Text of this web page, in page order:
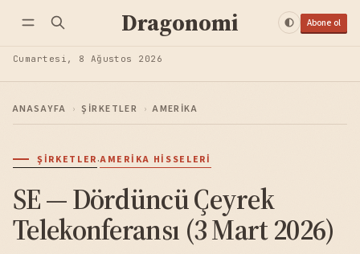
Dragonomi Abone ol
Cumartesi, 8 Ağustos 2026
ANASAYFA › ŞIRKETLER › AMERIKA
ŞIRKETLER·AMERIKA HISSELERI
SE — Dördüncü Çeyrek
Telekonferansı (3 Mart 2026)